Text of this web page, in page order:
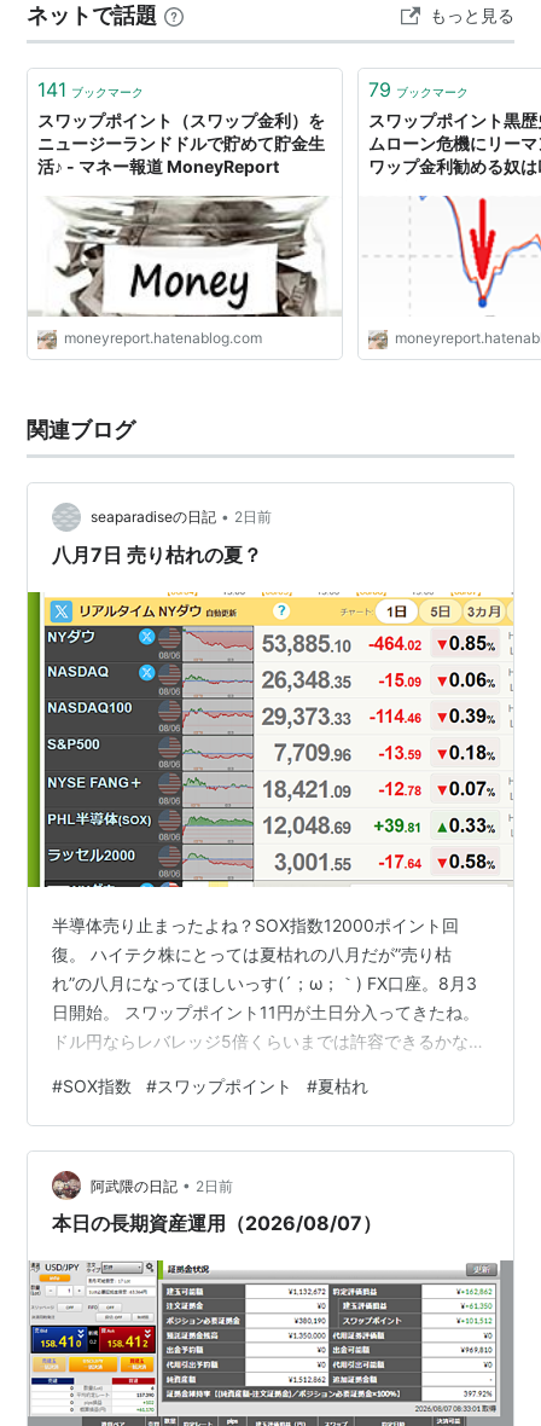
来週の市場はどうなるのか、今月はスワップポ…
ネットで話題 もっと見る
141 ブックマーク
スワップポイント（スワップ金利）を
ニュージーランドドルで貯めて貯金生
活♪ - マネー報道 MoneyReport
moneyreport.hatenablog.com
79 ブックマーク
スワップポイント黒
ムローン危機にリー
ワップ金利勧める奴
関連ブログ
seaparadiseの日記 • 2日前
八月7日 売り枯れの夏？
半導体売り止まったよね？SOX指数12000ポイント回
復。 ハイテク株にとっては夏枯れの八月だが”売り枯
れ”の八月になってほしいっす(´；ω；｀) FX口座。8月3
日開始。 スワップポイント11円が土日分入ってきたね。
ドル円ならレバレッジ5倍くらいまでは許容できるかな？
55円になる。 でも、もうこれ以上買うつもりはないっ
す。
#SOX指数 #スワップポイント #夏枯れ
阿武隈の日記 • 2日前
本日の長期資産運用（2026/08/07）